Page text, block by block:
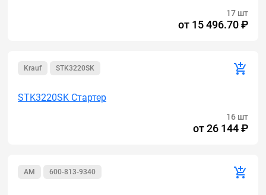
17 шт
от 15 496.70 ₽
Krauf STK3220SK
STK3220SK Стартер
16 шт
от26 144 ₽
AM 600-813-9340